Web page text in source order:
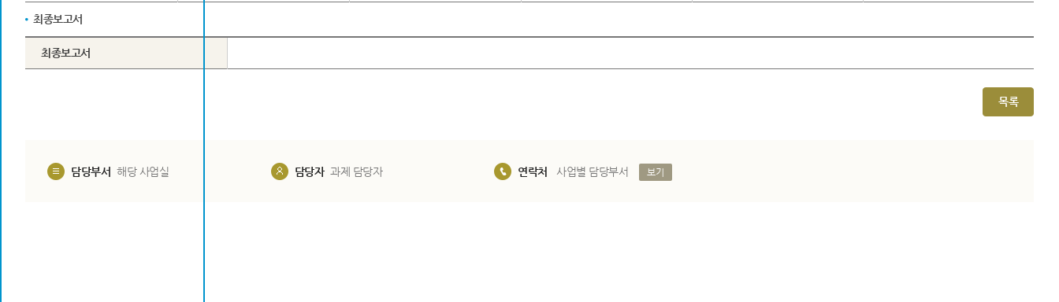
최종보고서
최종보고서
목록
담당부서 해당 사업실 담당자 과제 담당자 연락처 사업별 담당부서 보기